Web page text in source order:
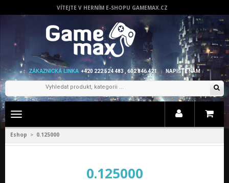
VÍTEJTE V HERNÍM E-SHOPU GAMEMAX.CZ
ZÁKAZNICKÁ LINKA +420 222 524 483 , 602 846 421 NAPIŠTE NÁM
Zobrazit
Eshop > 0.125000
0.125000